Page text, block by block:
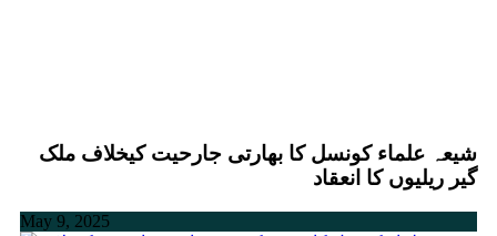
شیعہ علماء کونسل کا بھارتی جارحیت کیخلاف ملک
گیر ریلیوں کا انعقاد
May 9, 2025